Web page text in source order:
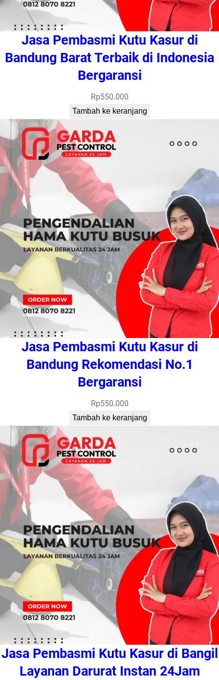
Jasa Pembasmi Kutu Kasur di
Bandung Barat Terbaik di Indonesia
Bergaransi
Rp550.000
Tambah ke keranjang
Jasa Pembasmi Kutu Kasur di
Bandung Rekomendasi No.1
Bergaransi
Rp550.000
Tambah ke keranjang
Jasa Pembasmi Kutu Kasur di Bangil
Layanan Darurat Instan 24Jam